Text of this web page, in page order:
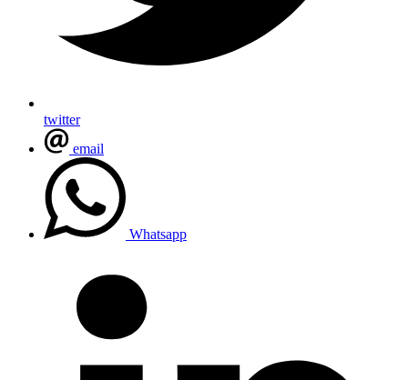
twitter
email
Whatsapp